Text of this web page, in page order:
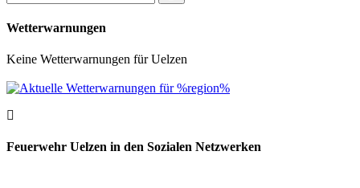
Wetterwarnungen
Keine Wetterwarnungen für Uelzen
Feuerwehr Uelzen in den Sozialen Netzwerken